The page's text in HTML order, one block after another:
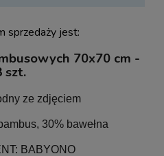
sprzedaży jest:
70x70 cm -
szt.
ze zdjęciem
30% bawełna
BABYONO